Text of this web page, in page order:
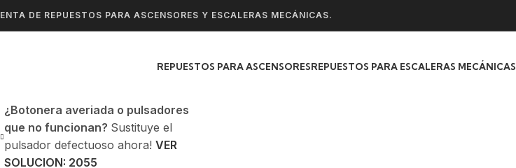
DE REPUESTOS PARA ASCENSORES Y ESCALERAS MECÁNICAS.
REPUESTOS PARA ASCENSORESREPUESTOS PARA ESCALERAS MECÁNICAS
¿Botonera averiada o pulsadores
que no funcionan? Sustituye el
pulsador defectuoso ahora! VER
SOLUCION: 2055